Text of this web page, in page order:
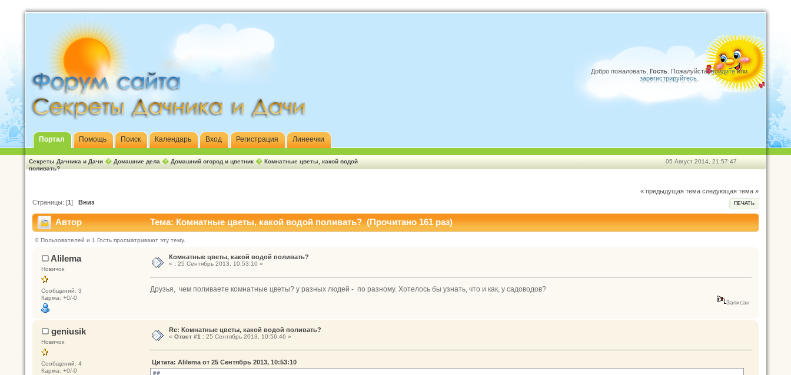
Добро пожаловать, Гость . Пожалуйста,войдитеили
зарегистрируйтесь
Портал Помощь Поиск Календарь Вход Регистрация Линеечки
05 Август 2014, 21:57:47
Секреты Дачника и Дачи � Домашние дела � Домашний огород и цветник � Комнатные цветы, какой водой
поливать?
« предыдущая тема следующая тема »
ПЕЧАТЬ
Страницы: [1] Вниз
Автор Тема: Комнатные цветы, какой водой поливать? (Прочитано 161 раз)
0 Пользователей и 1 Гость просматривают эту тему.
Alilema
Новичок
Сообщений: 3
Карма: +0/-0
Комнатные цветы, какой водой поливать?
« :25 Сентябрь 2013, 10:53:10 »
Друзья, чем поливаете комнатные цветы? у разных людей - по разному. Хотелось бы узнать, что и как, у садоводов?
Записан
geniusik
Новичок
Сообщений: 4
Карма: +0/-0
Re: Комнатные цветы, какой водой поливать?
« Ответ #1 :25 Сентябрь 2013, 10:56:46 »
Цитата: Alilema от 25 Сентябрь 2013, 10:53:10